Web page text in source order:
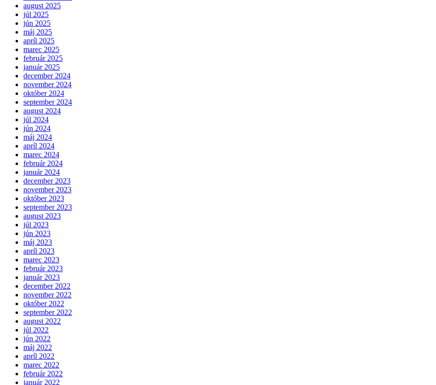
august 2025
júl 2025
jún 2025
máj 2025
apríl 2025
marec 2025
február 2025
január 2025
december 2024
november 2024
október 2024
september 2024
august 2024
júl 2024
jún 2024
máj 2024
apríl 2024
marec 2024
február 2024
január 2024
december 2023
november 2023
október 2023
september 2023
august 2023
júl 2023
jún 2023
máj 2023
apríl 2023
marec 2023
február 2023
január 2023
december 2022
november 2022
október 2022
september 2022
august 2022
júl 2022
jún 2022
máj 2022
apríl 2022
marec 2022
február 2022
január 2022